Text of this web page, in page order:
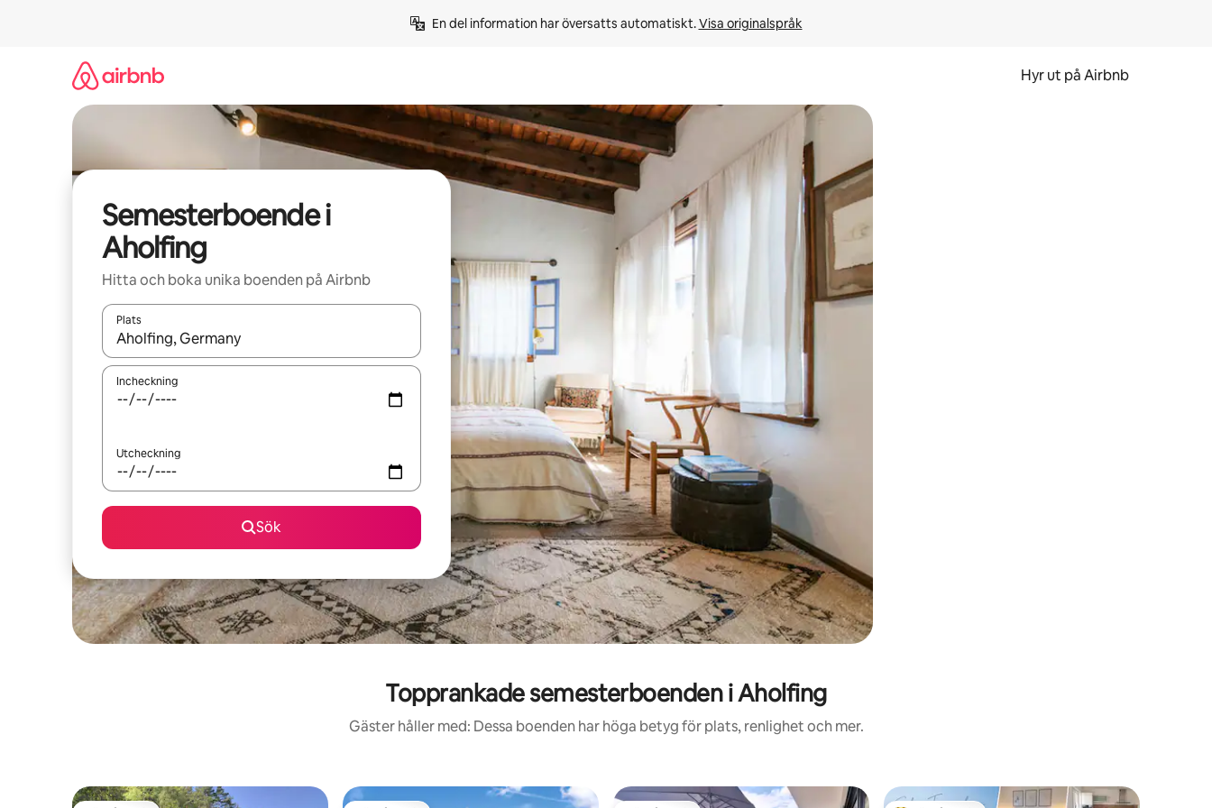
En del information har översatts automatiskt. Visa originalspråk
Hyr ut på Airbnb
Semesterboende i
Aholfing
Hitta och boka unika boenden på Airbnb
Plats
När resultaten är tillgängliga kan du navigera med upp- och nedåtpilarna eller utforska genom att trycka eller svepa.
Incheckning
Utcheckning
Sök
Topprankade semesterboenden i Aholfing
Gäster håller med: Dessa boenden har höga betyg för plats, renlighet och mer.